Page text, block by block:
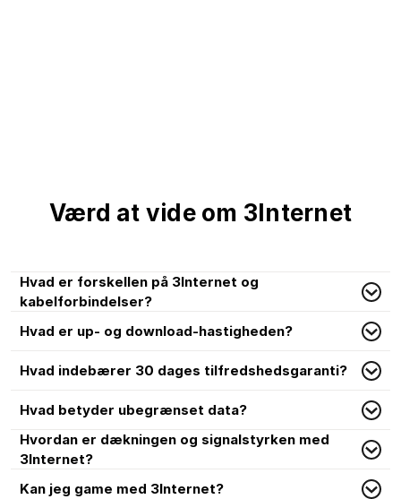
Værd at vide om 3Internet
Hvad er forskellen på 3Internet og
kabelforbindelser?
Hvad er up- og download-hastigheden?
Hvad indebærer 30 dages tilfredshedsgaranti?
Hvad betyder ubegrænset data?
Hvordan er dækningen og signalstyrken med
3Internet?
Kan jeg game med 3Internet?